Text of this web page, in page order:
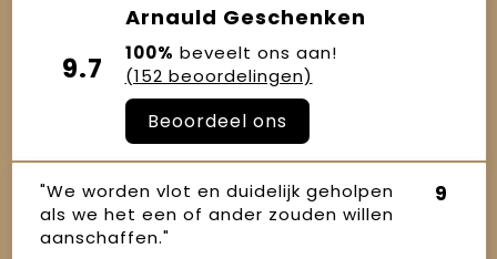
9.7
Arnauld Geschenken
100% beveelt ons aan!
(152 beoordelingen)
Beoordeel ons
"We worden vlot en duidelijk geholpen
als we het een of ander zouden willen
aanschaffen."
9